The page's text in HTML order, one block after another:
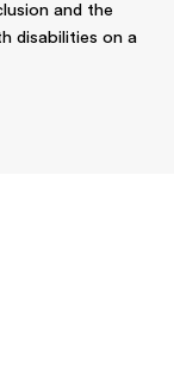
and the
disabilities on a